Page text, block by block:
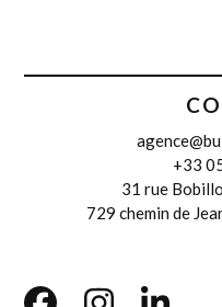
+33
31 rue
729 chemin de